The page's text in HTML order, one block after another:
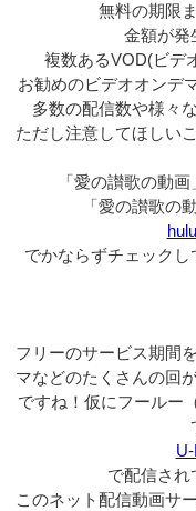
無料の期限
金額が発
複数あるVOD(ビデ
お勧めのビデオオンデ
多数の配信数や様々
ただし注意してほしい
「愛の讃歌の動
「愛の讃歌の
でかならずチェック
フリーのサービス期間
マなどのたくさんの回
ですね！仮にフールー
で配信され
このネット配信動画サ